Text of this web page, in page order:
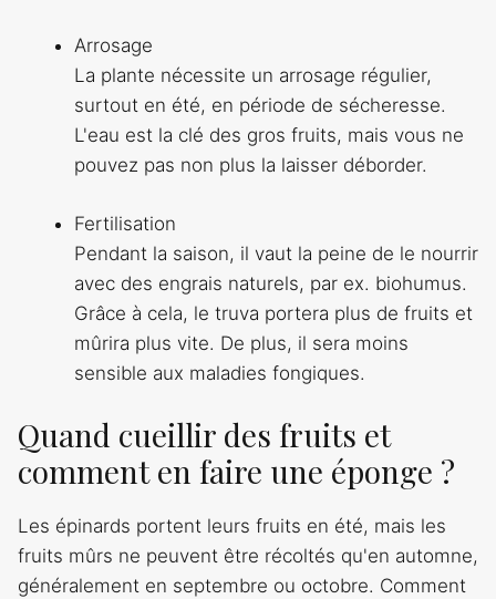
Arrosage
La plante nécessite un arrosage régulier,
surtout en été, en période de sécheresse.
L'eau est la clé des gros fruits, mais vous ne
pouvez pas non plus la laisser déborder.
Fertilisation
Pendant la saison, il vaut la peine de le nourrir
avec des engrais naturels, par ex. biohumus.
Grâce à cela, le truva portera plus de fruits et
mûrira plus vite. De plus, il sera moins
sensible aux maladies fongiques.
Quand cueillir des fruits et
comment en faire une éponge ?
Les épinards portent leurs fruits en été, mais les
fruits mûrs ne peuvent être récoltés qu'en automne,
généralement en septembre ou octobre. Comment